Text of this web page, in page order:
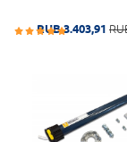
RUB 3.403,91